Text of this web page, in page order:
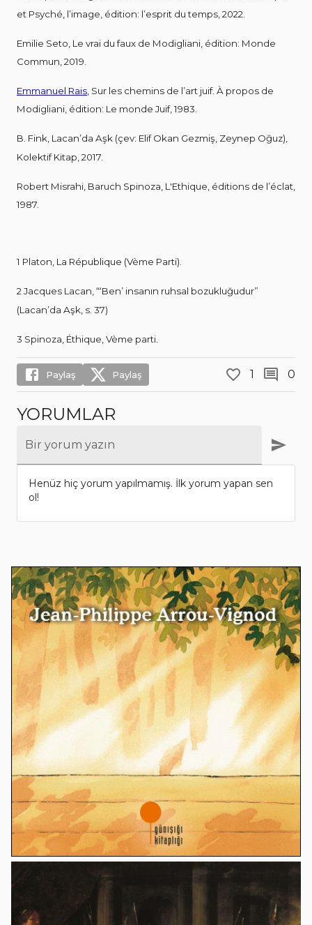
et Psyché, l’image, édition: l’esprit du temps, 2022.
Emilie Seto, Le vrai du faux de Modigliani, édition: Monde
Commun, 2019.
Emmanuel Rais, Sur les chemins de l’art juif. À propos de
Modigliani, édition: Le monde Juif, 1983.
B. Fink, Lacan’da Aşk (çev: Elif Okan Gezmiş, Zeynep Oğuz),
Kolektif Kitap, 2017.
Robert Misrahi, Baruch Spinoza, L'Ethique, éditions de l’éclat,
1987.
1 Platon, La République (Vème Parti).
2 Jacques Lacan, “‘Ben’ insanın ruhsal bozukluğudur”
(Lacan’da Aşk, s. 37)
3 Spinoza, Éthique, Vème parti.
Paylaş Paylaş 1 0
YORUMLAR
Bir yorum yazın
Henüz hiç yorum yapılmamış. İlk yorum yapan sen
ol!